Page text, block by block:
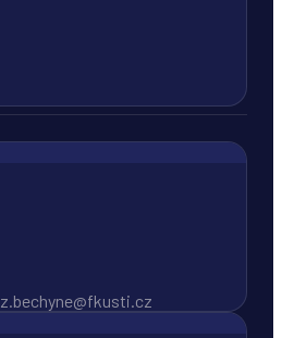
z.bechyne@fkusti.cz